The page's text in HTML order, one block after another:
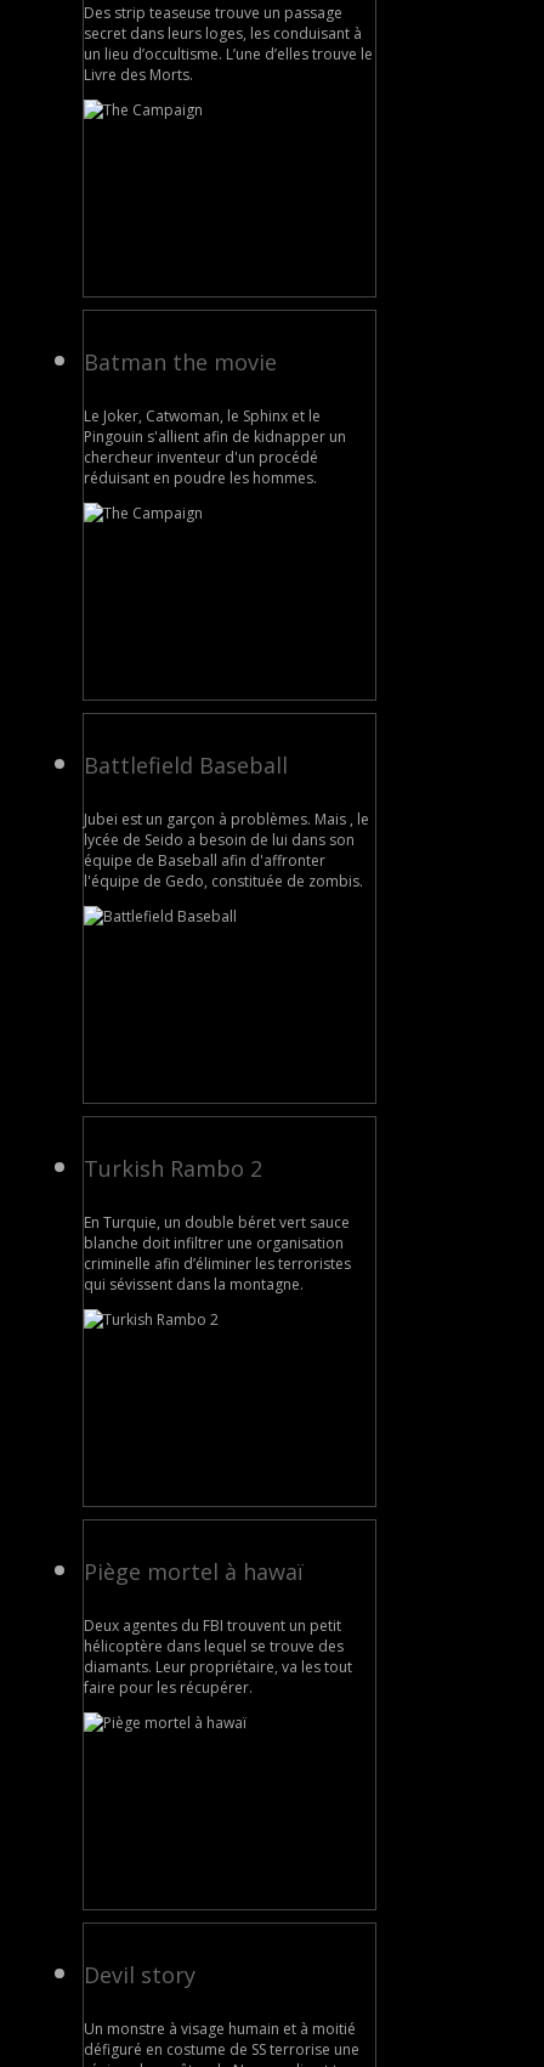
Des strip teaseuse trouve un passage
secret dans leurs loges, les conduisant à
un lieu d’occultisme. L’une d’elles trouve le
Livre des Morts.
Batman the movie
Le Joker, Catwoman, le Sphinx et le
Pingouin s'allient afin de kidnapper un
chercheur inventeur d'un procédé
réduisant en poudre les hommes.
Battlefield Baseball
Jubei est un garçon à problèmes. Mais , le
lycée de Seido a besoin de lui dans son
équipe de Baseball afin d'affronter
l'équipe de Gedo, constituée de zombis.
Turkish Rambo 2
En Turquie, un double béret vert sauce
blanche doit infiltrer une organisation
criminelle afin d’éliminer les terroristes
qui sévissent dans la montagne.
Piège mortel à hawaï
Deux agentes du FBI trouvent un petit
hélicoptère dans lequel se trouve des
diamants. Leur propriétaire, va les tout
faire pour les récupérer.
Devil story
Un monstre à visage humain et à moitié
défiguré en costume de SS terrorise une